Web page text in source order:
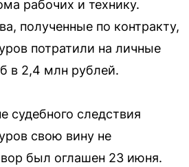
рабочих и технику.
полученные по контракту,
потратили на личные
в 2,4 млн рублей.
судебного следствия
свою вину не
был оглашен 23 июня.